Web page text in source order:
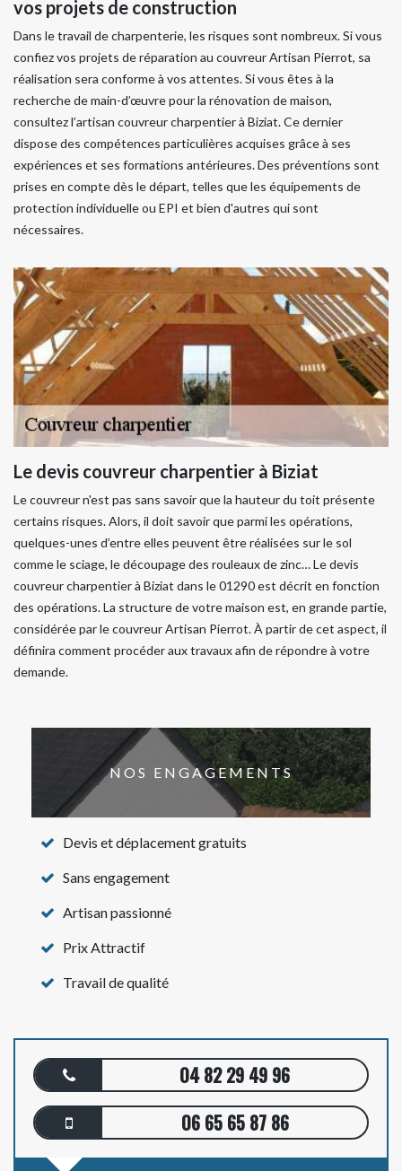
vos projets de construction
Dans le travail de charpenterie, les risques sont nombreux. Si vous
confiez vos projets de réparation au couvreur Artisan Pierrot, sa
réalisation sera conforme à vos attentes. Si vous êtes à la
recherche de main-d’œuvre pour la rénovation de maison,
consultez l’artisan couvreur charpentier à Biziat. Ce dernier
dispose des compétences particulières acquises grâce à ses
expériences et ses formations antérieures. Des préventions sont
prises en compte dès le départ, telles que les équipements de
protection individuelle ou EPI et bien d'autres qui sont
nécessaires.
Le devis couvreur charpentier à Biziat
Le couvreur n'est pas sans savoir que la hauteur du toit présente
certains risques. Alors, il doit savoir que parmi les opérations,
quelques-unes d’entre elles peuvent être réalisées sur le sol
comme le sciage, le découpage des rouleaux de zinc… Le devis
couvreur charpentier à Biziat dans le 01290 est décrit en fonction
des opérations. La structure de votre maison est, en grande partie,
considérée par le couvreur Artisan Pierrot. À partir de cet aspect, il
définira comment procéder aux travaux afin de répondre à votre
demande.
NOS ENGAGEMENTS
Devis et déplacement gratuits
Sans engagement
Artisan passionné
Prix Attractif
Travail de qualité
04 82 29 49 96
06 65 65 87 86